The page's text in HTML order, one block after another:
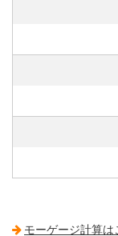
モーゲージ計算は